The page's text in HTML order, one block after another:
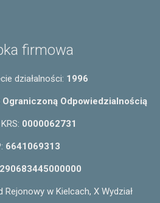
firmowa
działalności: 1996
Ograniczoną Odpowiedzialnością
0000062731
6641069313
290683445000000
Rejonowy w Kielcach, X Wydział